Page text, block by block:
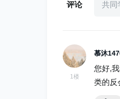
评论 共同
1楼
慕沐
您好,
类的反